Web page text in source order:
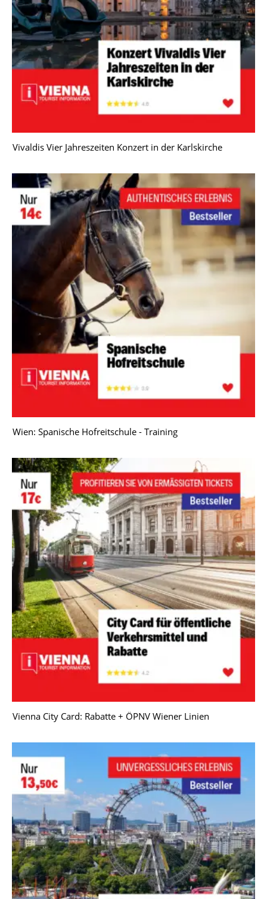
Vivaldis Vier Jahreszeiten Konzert in der Karlskirche
Wien: Spanische Hofreitschule - Training
Vienna City Card: Rabatte + ÖPNV Wiener Linien